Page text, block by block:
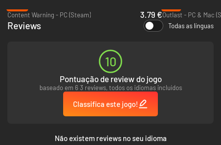
Content Warning - PC (Steam)
3.79 €Outlast - PC & Mac
Reviews Todas as línguas
10
Pontuação de review do jogo
baseado em 6 3 reviews, todos os idiomas incluídos
Classifica este jogo!
Não existem reviews no seu idioma